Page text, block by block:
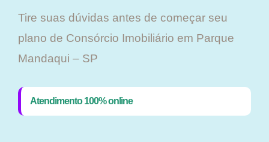
Tire suas dúvidas antes de começar seu
plano ​de Consórcio Imobiliário em Parque
Mandaqui – SP
Atendimento 100% online